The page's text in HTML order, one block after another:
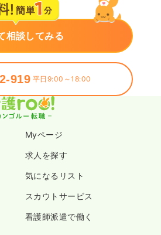
相談してみる
919 平日9:00～18:00
Myページ
求人を探す
気になるリスト
スカウトサービス
看護師派遣で働く